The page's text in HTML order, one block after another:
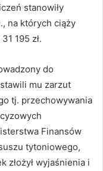
stanowiły
na których ciąży
195 zł.
do
mu zarzut
tj. przechowywania
Finansów
tytoniowego,
złożył wyjaśnienia i